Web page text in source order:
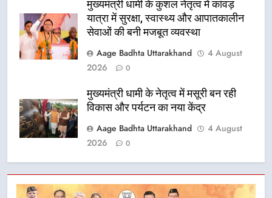
मुख्यमंत्री धामी के कुशल नेतृत्व में कांवड़
यात्रा में सुरक्षा, स्वास्थ्य और आपातकालीन
सेवाओं की बनी मजबूत व्यवस्था
Aage Badhta Uttarakhand
4 August
2026
0
मुख्यमंत्री धामी के नेतृत्व में मसूरी बन रही
विकास और पर्यटन का नया केंद्र
Aage Badhta Uttarakhand
4 August
2026
0